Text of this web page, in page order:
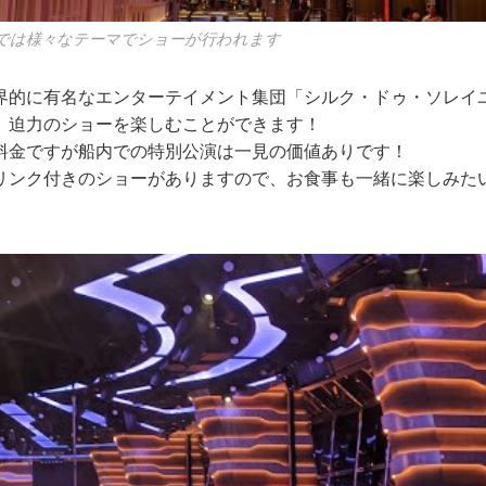
は様々なテーマでショーが行われます
的に有名なエンターテイメント集団「シルク・ドゥ・ソレイ
力のショーを楽しむことができます！
金ですが船内での特別公演は一見の価値ありです！
ンク付きのショーがありますので、お食事も一緒に楽しみた